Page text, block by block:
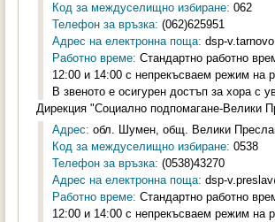
Код за междуселищно избиране: 062
Телефон за връзка: (062)625951
Адрес на електронна поща: dsp-
Работно време: Стандартно работно
12:00 и 14:00 с непрекъсваем режим на
В звеното е осигурен достъп за хора с
Дирекция "Социално подпомагане-Велики
Адрес: обл. Шумен, общ. Велики
Код за междуселищно избиране: 0538
Телефон за връзка: (0538)43270
Адрес на електронна поща: dsp-
Работно време: Стандартно работно
12:00 и 14:00 с непрекъсваем режим на